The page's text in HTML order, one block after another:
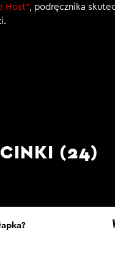
Host”, podręcznika
(24)